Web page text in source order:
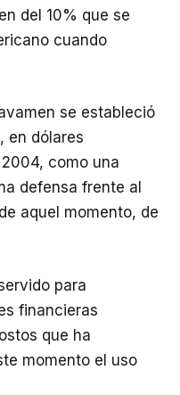
del 10% que se
cuando
se estableció
en dólares
como una
defensa frente al
aquel momento, de
para
financieras
que ha
momento el uso